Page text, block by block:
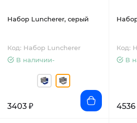
Набор Luncherer, серый
Код: Набор Luncherer
В наличии-
3403 ₽
Код:
В
4536